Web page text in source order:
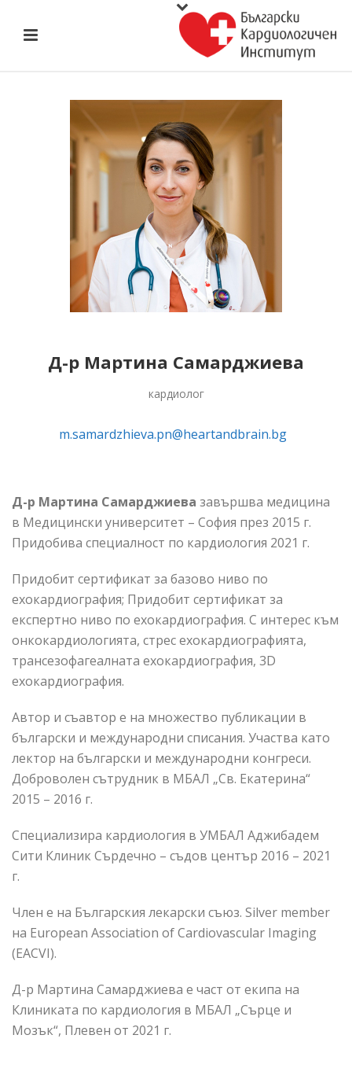
Д-р Мартина Самарджиева
кардиолог
m.samardzhieva.pn@heartandbrain.bg
Д-р Мартина Самарджиева завършва медицина
в Медицински университет – София през 2015 г.
Придобива специалност по кардиология 2021 г.
Придобит сертификат за базово ниво по
ехокардиография; Придобит сертификат за
експертно ниво по ехокардиография. С интерес към
онкокардиологията, стрес ехокардиографията,
трансезофагеалната ехокардиография, 3D
ехокардиография.
Автор и съавтор е на множество публикации в
български и международни списания. Участва като
лектор на български и международни конгреси.
Доброволен сътрудник в МБАЛ „Св. Екатерина“
2015 – 2016 г.
Специализира кардиология в УМБАЛ Аджибадем
Сити Клиник Сърдечно – съдов център 2016 – 2021
г.
Член е на Българския лекарски съюз. Silver member
на European Association of Cardiovascular Imaging
(EACVI).
Д-р Мартина Самарджиева е част от екипа на
Клиниката по кардиология в МБАЛ „Сърце и
Мозък“, Плевен от 2021 г.